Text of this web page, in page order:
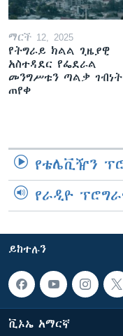
ማርች 12, 2025
የትግራይ ክልል ጊዜያዊ
አስተዳደር የፌደራል
መንግሥቱን ጣልቃ ገብነት
ጠየቀ
የቴሌቪዥን
የራዲዮ
ይከተሉን
ቪኦኤ አማርኛ